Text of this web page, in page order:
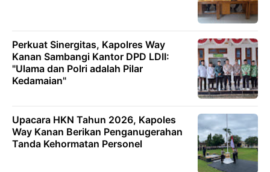
Perkuat Sinergitas, Kapolres Way
Kanan Sambangi Kantor DPD LDII:
"Ulama dan Polri adalah Pilar
Kedamaian"
Upacara HKN Tahun 2026, Kapoles
Way Kanan Berikan Penganugerahan
Tanda Kehormatan Personel